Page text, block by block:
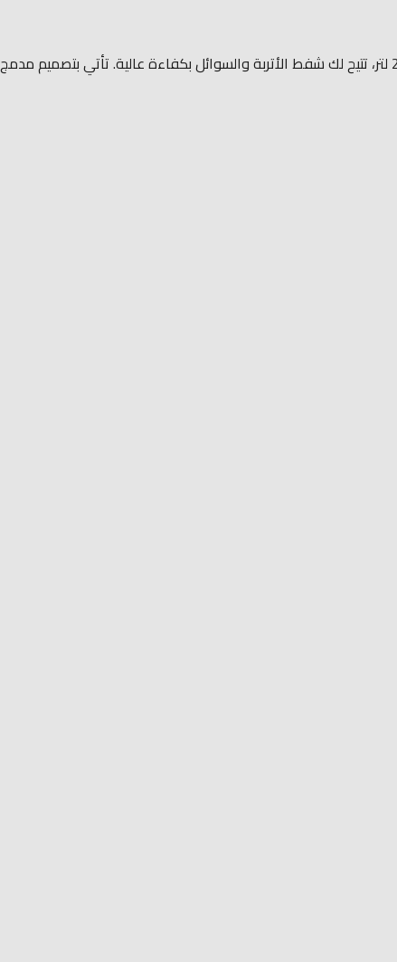
مكنسة كهربائية LAVOR WTP 20 P هي الحل المثالي لتنظيف شامل في المنزل أو الورشة. مزودة بمحرك قوي بقدرة 1600 واط وسعة خزان 20 لتر، تتيح لك شفط الأتربة والسوائل بكفاءة عالية. تأتي بتصميم مدمج